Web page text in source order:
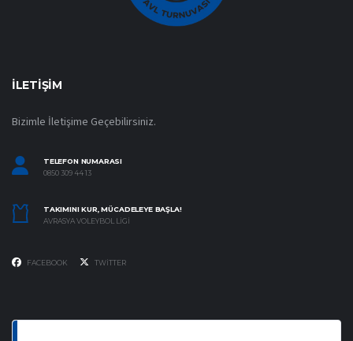
İLETIŞIM
Bizimle İletişime Geçebilirsiniz.
TELEFON NUMARASI
0850 309 44 13
TAKIMINI KUR, MÜCADELEYE BAŞLA!
AVRASYA VOLEYBOL LIGI
FACEBOOK TWITTER